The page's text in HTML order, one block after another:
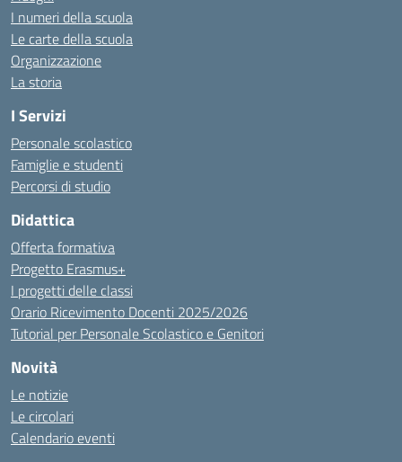
I numeri della scuola
Le carte della scuola
Organizzazione
La storia
I Servizi
Personale scolastico
Famiglie e studenti
Percorsi di studio
Didattica
Offerta formativa
Progetto Erasmus+
I progetti delle classi
Orario Ricevimento Docenti 2025/2026
Tutorial per Personale Scolastico e Genitori
Novità
Le notizie
Le circolari
Calendario eventi